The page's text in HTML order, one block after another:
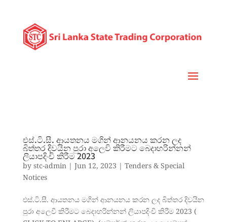
එස්.ටි.සී. ආයතනය මගින් ආනයනය කරන ලද
බිත්තර දිවයින පුරා අලෙවි කිරීමට බෙදාහරින්නන්
ලියාපදිංචි කිරීම 2023
by stc-admin| Jun 12, 2023 | Tenders & Special
Notices
එස්.ටි.සී. ආයතනය මගින් ආනයනය කරන ලද බිත්තර දිවයින
පුරා අලෙවි කිරීමට බෙදාහරින්නන් ලියාපදිංචි කිරීම 2023 (